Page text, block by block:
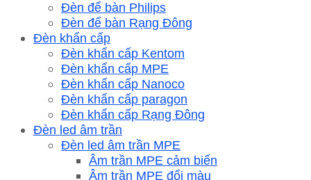
Đèn để bàn Philips
Đèn để bàn Rạng Đông
Đèn khẩn cấp
Đèn khẩn cấp Kentom
Đèn khẩn cấp MPE
Đèn khẩn cấp Nanoco
Đèn khẩn cấp paragon
Đèn khẩn cấp Rạng Đông
Đèn led âm trần
Đèn led âm trần MPE
Âm trần MPE cảm biến
Âm trần MPE đổi màu